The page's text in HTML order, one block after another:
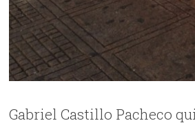
Gabriel Castillo Pacheco